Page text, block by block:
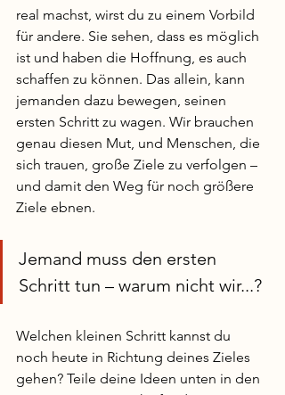
real machst, wirst du zu einem Vorbild
für andere. Sie sehen, dass es möglich
ist und haben die Hoffnung, es auch
schaffen zu können. Das allein, kann
jemanden dazu bewegen, seinen
ersten Schritt zu wagen. Wir brauchen
genau diesen Mut, und Menschen, die
sich trauen, große Ziele zu verfolgen –
und damit den Weg für noch größere
Ziele ebnen.
Jemand muss den ersten
Schritt tun – warum nicht wir...?
Welchen kleinen Schritt kannst du
noch heute in Richtung deines Zieles
gehen? Teile deine Ideen unten in den